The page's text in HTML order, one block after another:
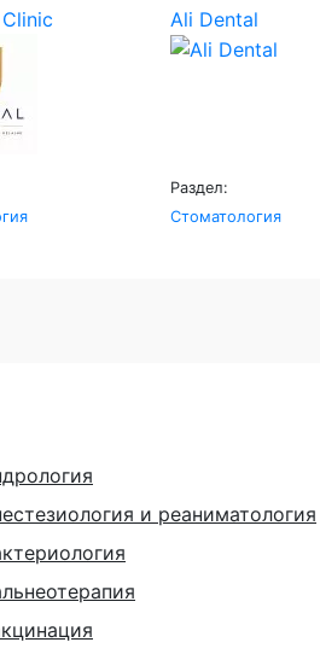
Ali Dental
Раздел:
Стоматология
и реаниматология